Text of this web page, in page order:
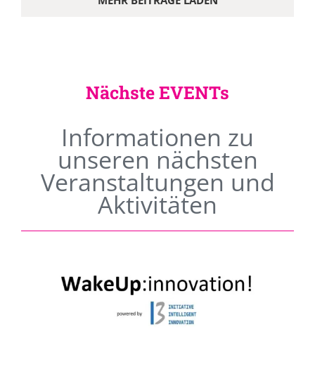
Nächste EVENTs
Informationen zu
unseren nächsten
Veranstaltungen und
Aktivitäten